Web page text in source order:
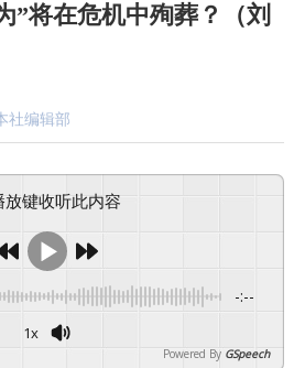
”将在危机中殉葬？（刘
社编辑部
播放键收听此内容
-:--
1x
Powered By GSpeech